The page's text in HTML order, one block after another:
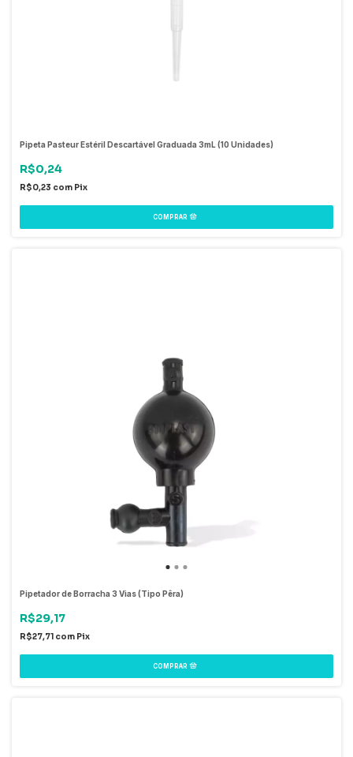
Pipeta Pasteur Estéril Descartável Graduada 3mL (10 Unidades)
R$0,24
R$0,23 com Pix
Pipetador de Borracha 3 Vias (Tipo Pêra)
R$29,17
R$27,71 com Pix